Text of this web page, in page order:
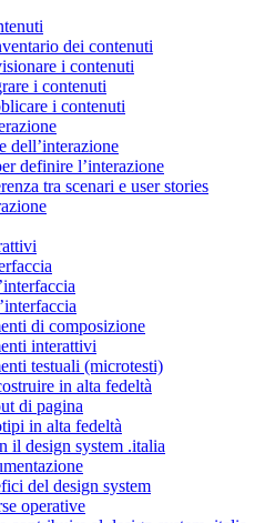
dei contenuti
i contenuti
i contenuti
i contenuti
dell’interazione
definire l’interazione
tra scenari e user stories
di composizione
interattivi
testuali (microtesti)
in alta fedeltà
di pagina
in alta fedeltà
il design system .italia
del design system
operative